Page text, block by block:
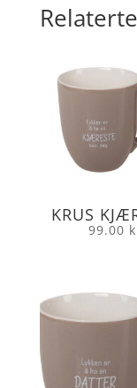
KRUS
99.00